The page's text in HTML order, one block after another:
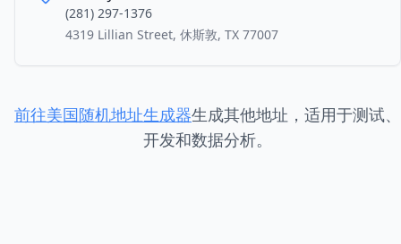
(281) 297-1376
4319 Lillian Street, 休斯敦, TX 77007
前往美国随机地址生成器生成其他地址，适用于测试、
开发和数据分析。